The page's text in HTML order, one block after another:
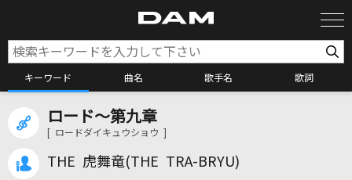
キーワード 曲名 歌手名 歌詞
カラオケ検索
カラオケ店舗検索
ロード～第九章
[ ロードダイキュウショウ ]
THE 虎舞竜(THE TRA-BRYU)